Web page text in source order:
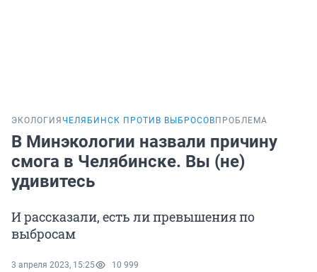
ЭКОЛОГИЯ ЧЕЛЯБИНСК ПРОТИВ ВЫБРОСОВ ПРОБЛЕМА
В Минэкологии назвали причину
смога в Челябинске. Вы (не)
удивитесь
И рассказали, есть ли превышения по
выбросам
3 апреля 2023, 15:25 10 999